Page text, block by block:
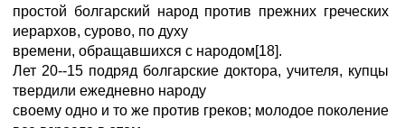
простой болгарский народ против прежних греческих
иерархов, сурово, по духу
времени, обращавшихся с народом[18].
Лет 20--15 подряд болгарские доктора, учителя, купцы
твердили ежедневно народу
своему одно и то же против греков; молодое поколение